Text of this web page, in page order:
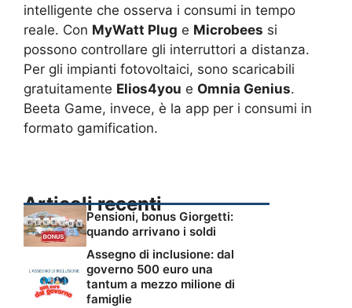
intelligente che osserva i consumi in tempo
reale. Con MyWatt Plug e Microbees si
possono controllare gli interruttori a distanza.
Per gli impianti fotovoltaici, sono scaricabili
gratuitamente Elios4you e Omnia Genius.
Beeta Game, invece, è la app per i consumi in
formato gamification.
Articoli recenti
Pensioni, bonus Giorgetti:
quando arrivano i soldi
Assegno di inclusione: dal
governo 500 euro una
tantum a mezzo milione di
famiglie